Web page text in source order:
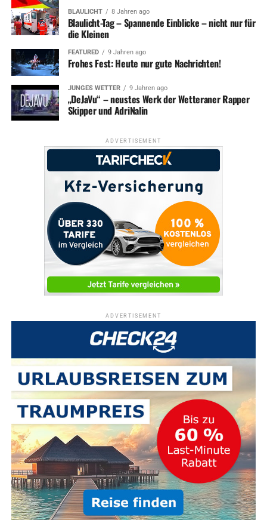
BLAULICHT 8 Jahren ago
Blaulicht-Tag – Spannende Einblicke – nicht nur für
die Kleinen
FEATURED 9 Jahren ago
Frohes Fest: Heute nur gute Nachrichten!
JUNGES WETTER 9 Jahren ago
„DeJaVu“ – neustes Werk der Wetteraner Rapper
Skipper und AdriNalin
ADVERTISEMENT
ADVERTISEMENT